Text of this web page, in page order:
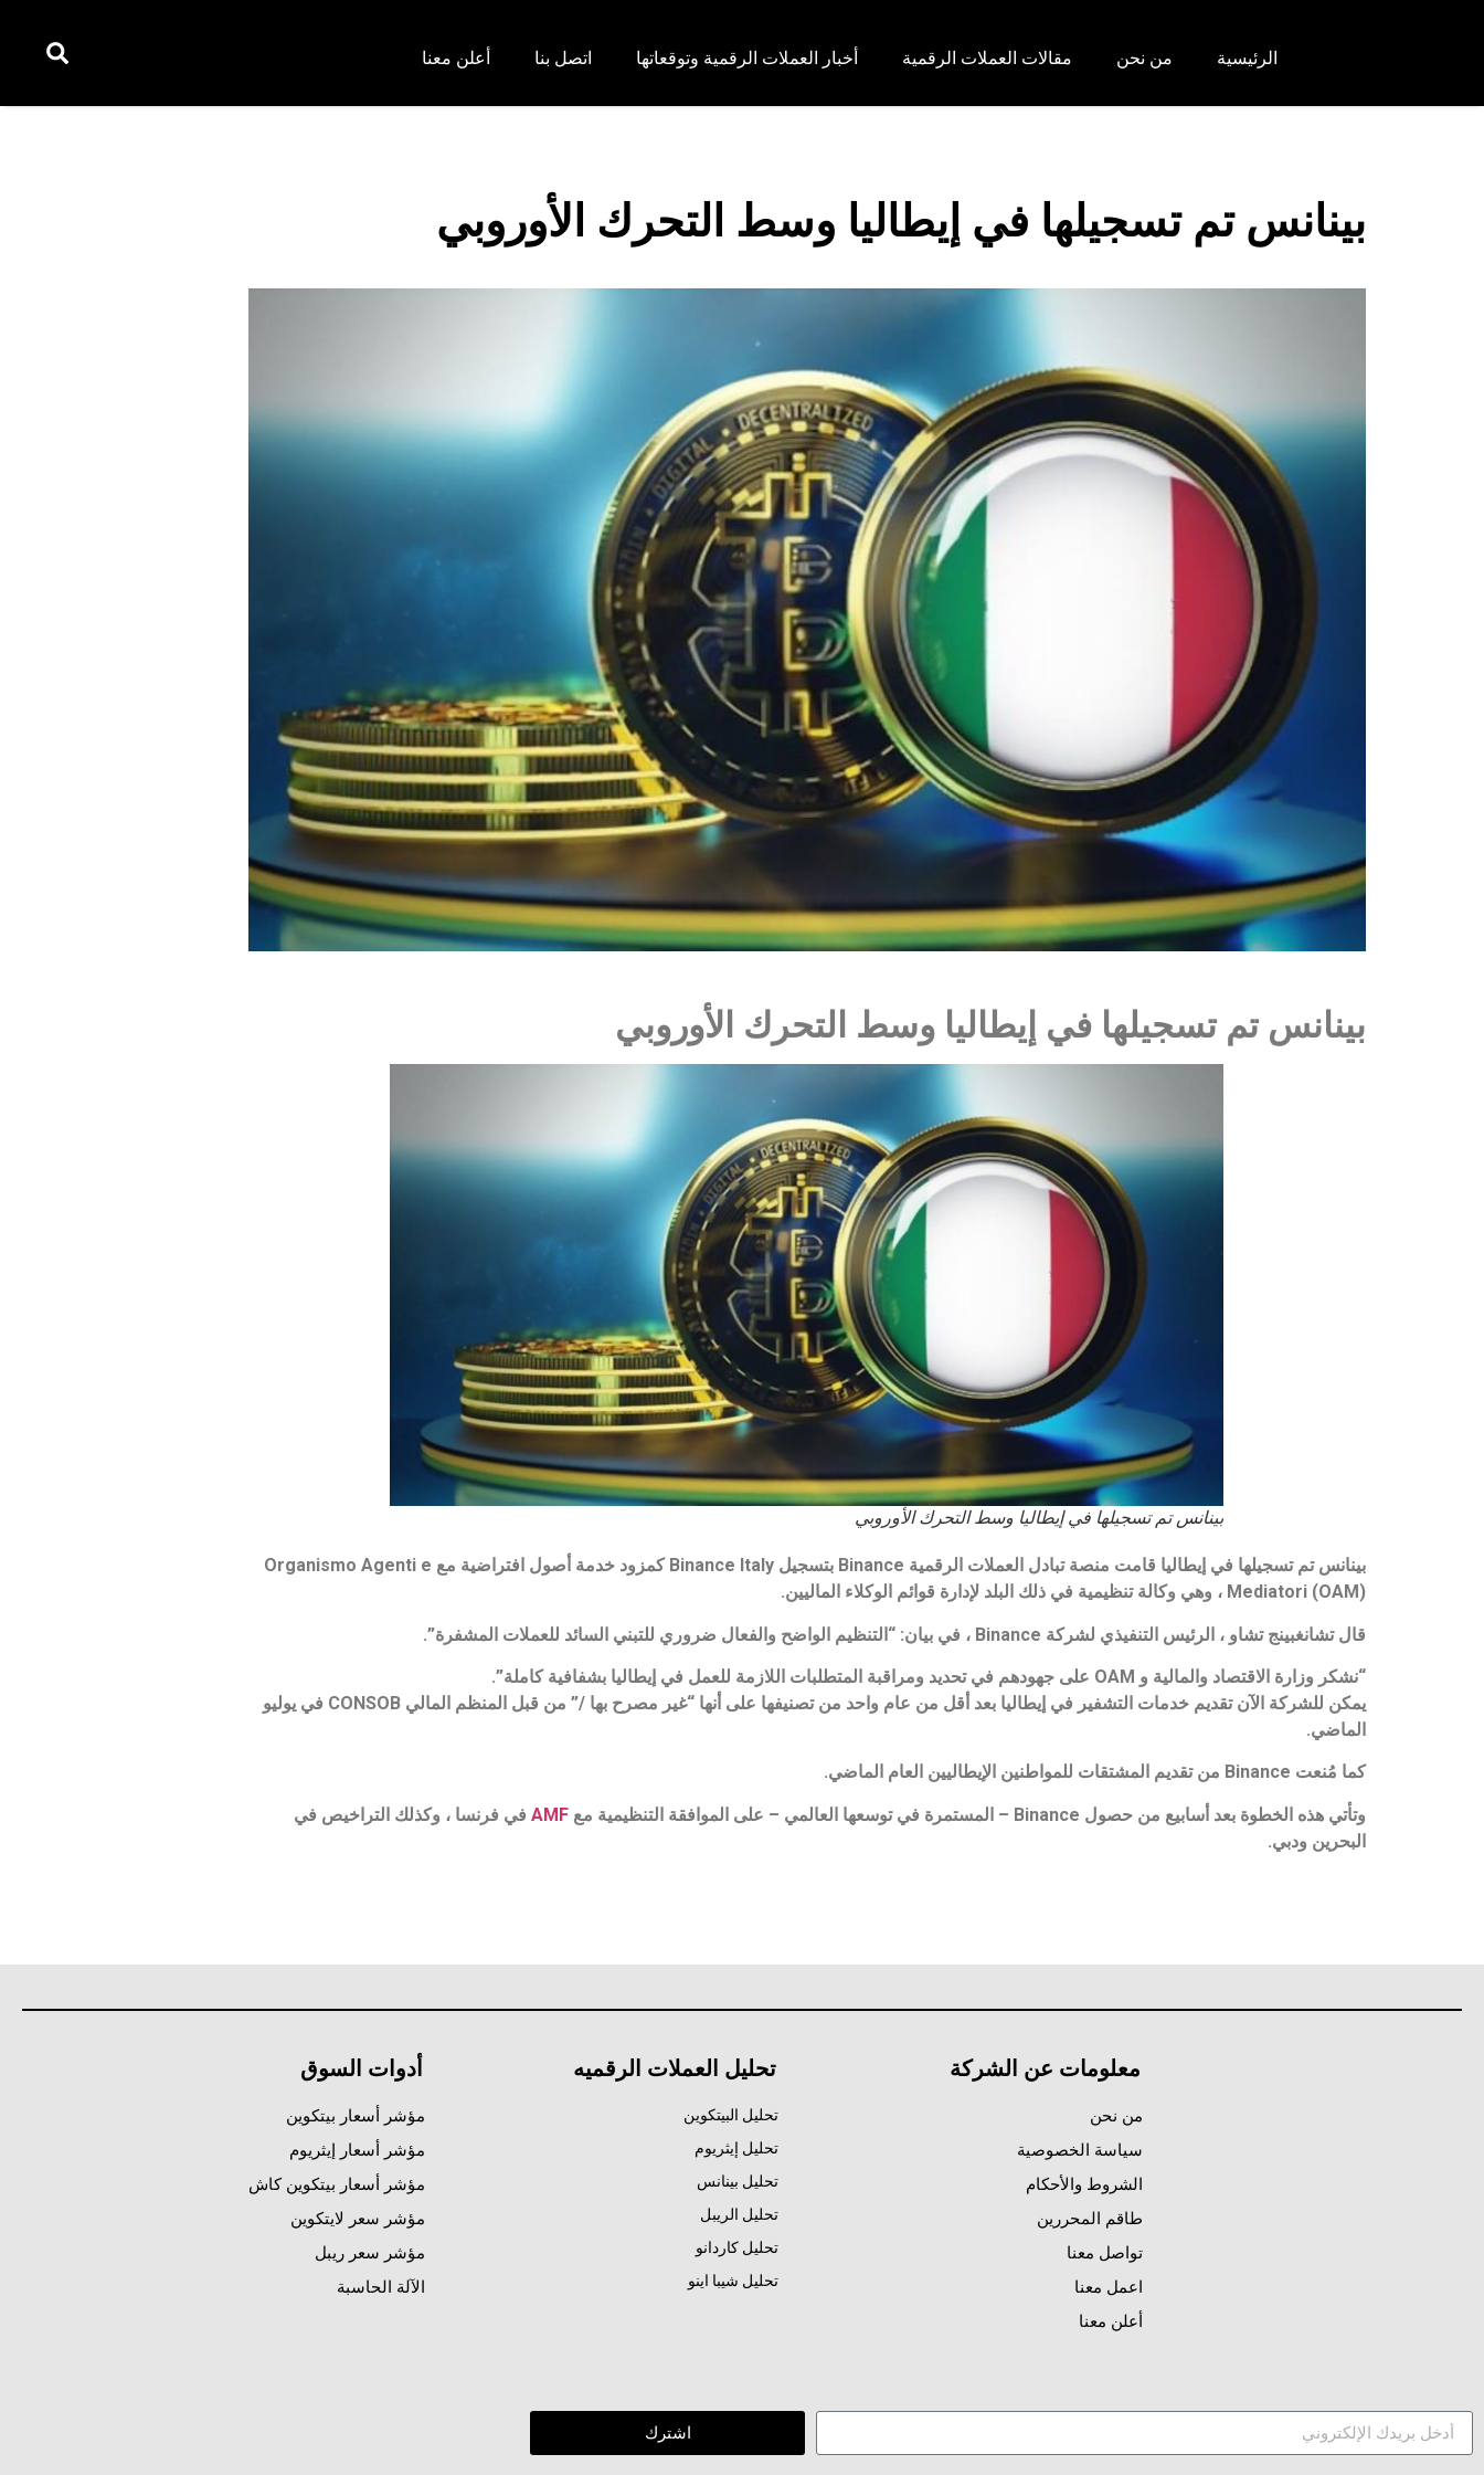
الرئيسية من نحن مقالات العملات الرقمية أخبار العملات الرقمية وتوقعاتها اتصل بنا أعلن معنا
بينانس تم تسجيلها في إيطاليا وسط التحرك الأوروبي
بينانس تم تسجيلها في إيطاليا وسط التحرك الأوروبي
بينانس تم تسجيلها في إيطاليا وسط التحرك الأوروبي
بينانس تم تسجيلها في إيطاليا قامت منصة تبادل العملات الرقمية Binance بتسجيل Binance Italy كمزود خدمة أصول افتراضية مع Organismo Agenti e
Mediatori (OAM) ، وهي وكالة تنظيمية في ذلك البلد لإدارة قوائم الوكلاء الماليين.
قال تشانغبينج تشاو ، الرئيس التنفيذي لشركة Binance ، في بيان: “التنظيم الواضح والفعال ضروري للتبني السائد للعملات المشفرة”.
“نشكر وزارة الاقتصاد والمالية و OAM على جهودهم في تحديد ومراقبة المتطلبات اللازمة للعمل في إيطاليا بشفافية كاملة”.
يمكن للشركة الآن تقديم خدمات التشفير في إيطاليا بعد أقل من عام واحد من تصنيفها على أنها “غير مصرح بها /” من قبل المنظم المالي CONSOB في يوليو
الماضي.
كما مُنعت Binance من تقديم المشتقات للمواطنين الإيطاليين العام الماضي.
وتأتي هذه الخطوة بعد أسابيع من حصول Binance – المستمرة في توسعها العالمي – على الموافقة التنظيمية مع AMF في فرنسا ، وكذلك التراخيص في
البحرين ودبي.
معلومات عن الشركة
من نحن
سياسة الخصوصية
الشروط والأحكام
طاقم المحررين
تواصل معنا
اعمل معنا
أعلن معنا
تحليل العملات الرقميه
تحليل البيتكوين
تحليل إيثريوم
تحليل بينانس
تحليل الريبل
تحليل كاردانو
تحليل شيبا اينو
أدوات السوق
مؤشر أسعار بيتكوين
مؤشر أسعار إيثريوم
مؤشر أسعار بيتكوين كاش
مؤشر سعر لايتكوين
مؤشر سعر ريبل
الآلة الحاسبة
اشترك